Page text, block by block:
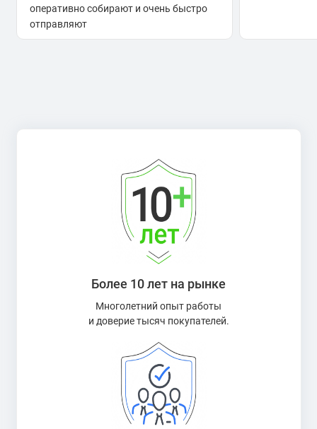
оперативно собирают и очень быстро
отправляют
Более 10 лет на рынке
Многолетний опыт работы
и доверие тысяч покупателей.